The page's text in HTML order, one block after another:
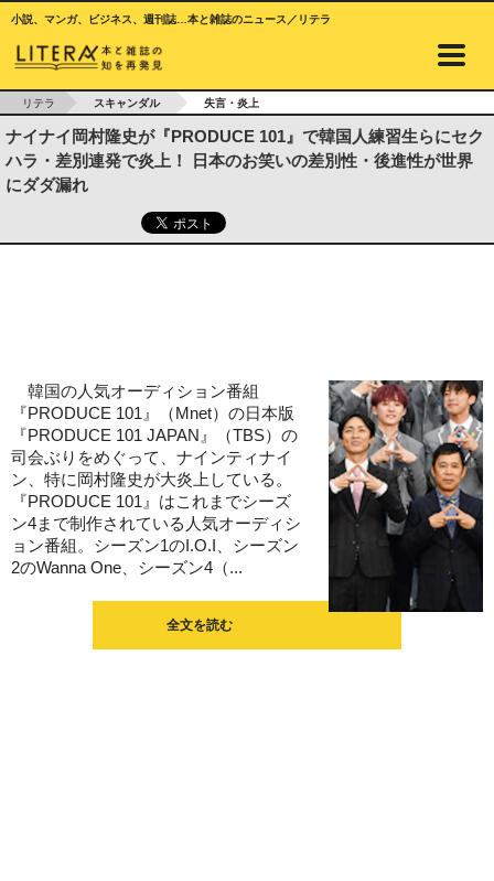
小説、マンガ、ビジネス、週刊誌…本と雑誌のニュース／リテラ
リテラ スキャンダル 失言・炎上
ナイナイ岡村隆史が『PRODUCE 101』で韓国人練習生らにセク
ハラ・差別連発で炎上！ 日本のお笑いの差別性・後進性が世界
にダダ漏れ
韓国の人気オーディション番組
『PRODUCE 101』（Mnet）の日本版
『PRODUCE 101 JAPAN』（TBS）の
司会ぶりをめぐって、ナインティナイ
ン、特に岡村隆史が大炎上している。
『PRODUCE 101』はこれまでシーズ
ン4まで制作されている人気オーディシ
ョン番組。シーズン1のI.O.I、シーズン
2のWanna One、シーズン4（...
全文を読む